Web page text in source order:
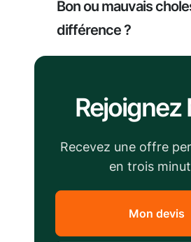
Bon ou mauvais
différence ?
Rejoignez
Recevez une offre
en trois
Mon devis